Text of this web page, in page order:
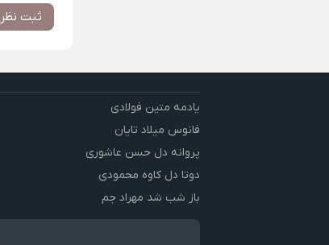
ثبت نظر
یادمه متین فولادی
فانوس میلاد تایان
پروانه دل حسن عاشوری
دوتا دل کاوه محمودی
باز شب شد مهراد جم